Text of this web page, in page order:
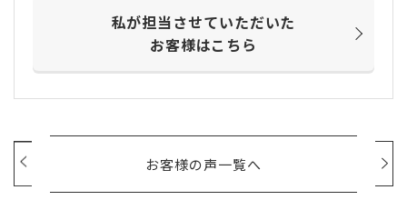
私が担当させていただいた
お客様はこちら
お客様の声一覧へ